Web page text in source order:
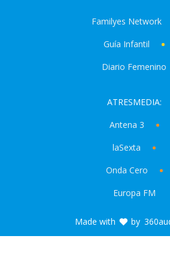
Familyes Network
Guía Infantil
Diario Femenino
ATRESMEDIA:
Antena 3
laSexta
Onda Cero
Europa FM
Made with by